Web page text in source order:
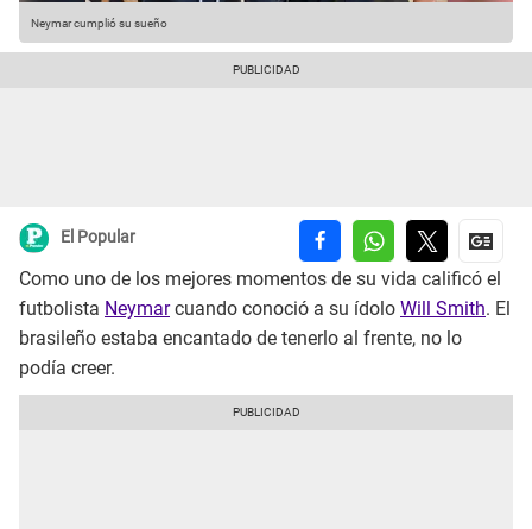
Neymar cumplió su sueño
El Popular
Como uno de los mejores momentos de su vida calificó el
futbolista Neymarcuando conoció a su ídolo Will Smith. El
brasileño estaba encantado de tenerlo al frente, no lo
podía creer.